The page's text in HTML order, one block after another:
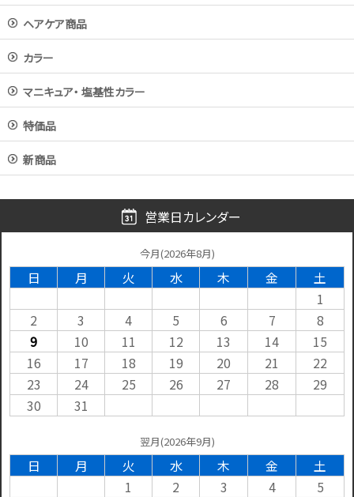
ヘアケア商品
カラー
マニキュア・ 塩基性カラー
特価品
新商品
営業日カレンダー
今月(2026年8月)
日 月 火 水 木 金
土
1
2
3 4 5 6 7
8
9
10 11 12 13 14
15
16
17 18 19 20 21
22
23
24 25 26 27 28
29
30
31
翌月(2026年9月)
日 月 火 水 木 金
土
1
2 3 4
5